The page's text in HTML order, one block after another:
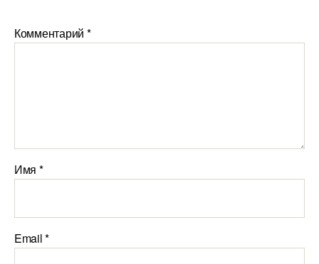
Комментарий *
Имя *
Email*